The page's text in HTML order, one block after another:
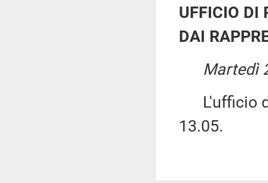
UFFICIO DI
DAI
Martedì
L'ufficio
13.05.